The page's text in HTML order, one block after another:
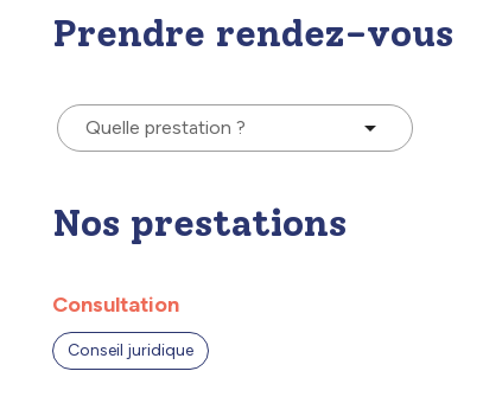
Prendre rendez-vous
Quelle prestation ?
Nos prestations
Consultation
Conseil juridique